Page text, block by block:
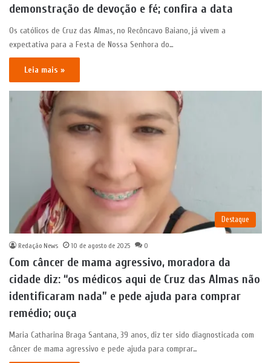
demonstração de devoção e fé; confira a data
Os católicos de Cruz das Almas, no Recôncavo Baiano, já vivem a
expectativa para a Festa de Nossa Senhora do…
Leia mais »
Destaque
Redação News 10 de agosto de 2025 0
Com câncer de mama agressivo, moradora da
cidade diz: “os médicos aqui de Cruz das Almas não
identificaram nada” e pede ajuda para comprar
remédio; ouça
Maria Catharina Braga Santana, 39 anos, diz ter sido diagnosticada com
câncer de mama agressivo e pede ajuda para comprar…